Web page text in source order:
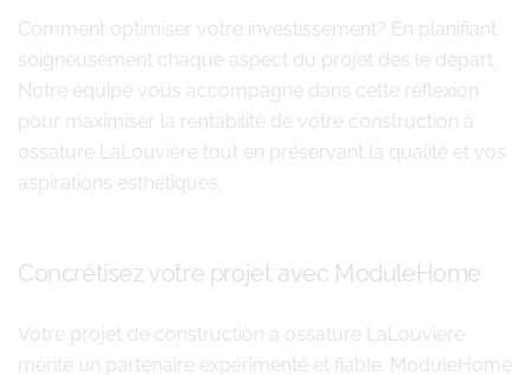
Comment optimiser votre investissement? En planifiant
soigneusement chaque aspect du projet dès le départ.
Notre équipe vous accompagne dans cette réflexion
pour maximiser la rentabilité de votre construction à
ossature LaLouvière tout en préservant la qualité et vos
aspirations esthétiques.
Concrétisez votre projet avec ModuleHome
Votre projet de construction à ossature LaLouvière
mérite un partenaire expérimenté et fiable. ModuleHome